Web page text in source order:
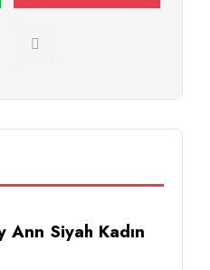
Ann Siyah Kadın